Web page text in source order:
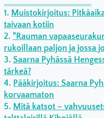
Muistokirjoitus:
taivaan kotiin
”Rauman
rukoillaan paljon ja jossa
Saarna Pyhässä
tärkeä?
Pääkirjoitus: Saarna
korvaamaton
Mitä katsot –